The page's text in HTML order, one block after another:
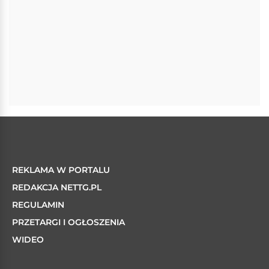
REKLAMA W PORTALU
REDAKCJA NETTG.PL
REGULAMIN
PRZETARGI I OGŁOSZENIA
WIDEO